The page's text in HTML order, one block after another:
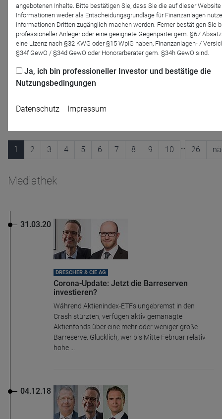
Eyb & Wallwitz
Vom Chipboom bis SpaceX: Wie heiß läuft
der Markt?
In der neuen Folge des Investmenttalks aus der
Kaffeeküche sprechen Dr. Kristina Bambach, Dr.
der zurückliegenden Berichtssaison über den
Aktienmarkt ...
1 2 3 4 5 6 7 8 9 10 26
Mediathek
31.03.20
DRESCHER & CIE AG
Corona-Update: Jetzt die Barreserven
investieren?
Während Aktienindex-ETFs ungebremst in den
Crash stürzten, verfügen aktiv gemanagte
Aktienfonds über eine mehr oder weniger große
Barreserve. Glücklich, wer bis Mitte Februar relativ
hohe ...
04.12.18
angebotenen Inhalte. Bitte bestätigen Sie, dass Sie die auf dieser
Informationen weder als Entscheidungsgrundlage für Finanzanlagen
Informationen Dritten zugänglich machen werden. Ferner bestätigen Sie
professioneller Anleger oder eine geeignete Gegenpartei gem. §67
eine Lizenz nach §32 KWG oder §15 WpIG haben, Finanzanlagen- /
§34f GewO / §34d GewO oder Honorarberater gem. §34h GewO sind.
Ja, ich bin professioneller Investor und bestätige die
Nutzungsbedingungen
Datenschutz Impressum
Ablauf
1 Jahr